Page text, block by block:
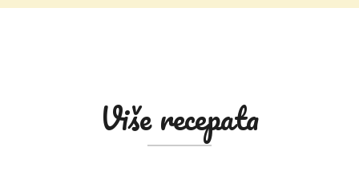
Više recepata